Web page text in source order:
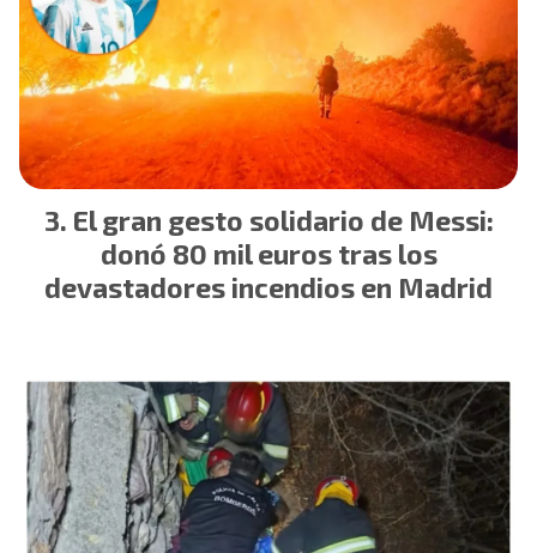
El gran gesto solidario de Messi:
donó 80 mil euros tras los
devastadores incendios en Madrid